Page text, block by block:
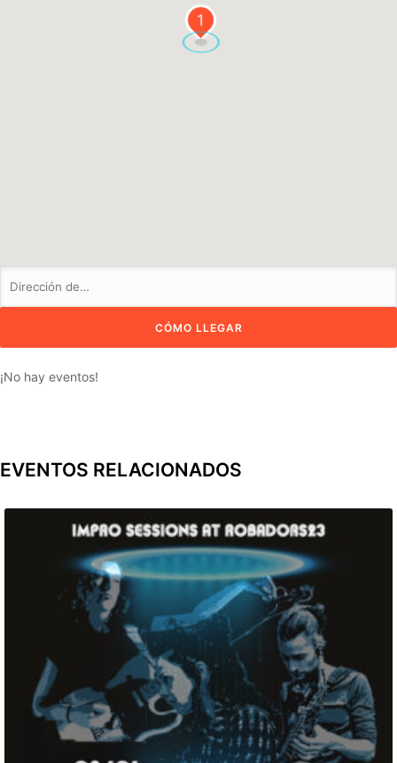
1
¡No hay eventos!
EVENTOS RELACIONADOS